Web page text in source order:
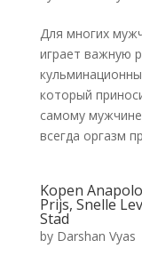
Для многих
играет важную
который
самому
всегда оргазм
Kopen
Prijs, Snelle
Stad
by Darshan Vyas